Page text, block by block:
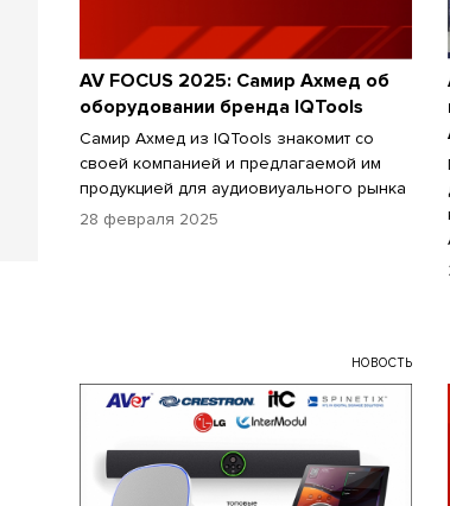
AV FOCUS 2025: Самир Ахмед об
оборудовании бренда IQTools
Самир Ахмед из IQTools знакомит со
своей компанией и предлагаемой им
продукцией для аудиовиуального рынка
28 февраля 2025
НОВОСТЬ